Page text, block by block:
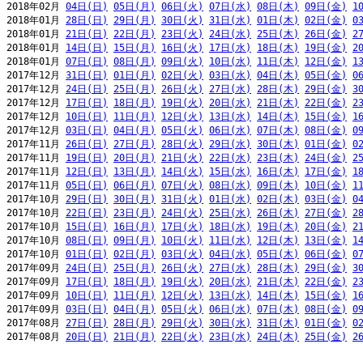
2018年02月 04日(日) 05日(月) 06日(火) 07日(水) 08日(木) 09日(金)
2018年01月 28日(日) 29日(月) 30日(火) 31日(水) 01日(木) 02日(金)
2018年01月 21日(日) 22日(月) 23日(火) 24日(水) 25日(木) 26日(金)
2018年01月 14日(日) 15日(月) 16日(火) 17日(水) 18日(木) 19日(金)
2018年01月 07日(日) 08日(月) 09日(火) 10日(水) 11日(木) 12日(金)
2017年12月 31日(日) 01日(月) 02日(火) 03日(水) 04日(木) 05日(金)
2017年12月 24日(日) 25日(月) 26日(火) 27日(水) 28日(木) 29日(金)
2017年12月 17日(日) 18日(月) 19日(火) 20日(水) 21日(木) 22日(金)
2017年12月 10日(日) 11日(月) 12日(火) 13日(水) 14日(木) 15日(金)
2017年12月 03日(日) 04日(月) 05日(火) 06日(水) 07日(木) 08日(金)
2017年11月 26日(日) 27日(月) 28日(火) 29日(水) 30日(木) 01日(金)
2017年11月 19日(日) 20日(月) 21日(火) 22日(水) 23日(木) 24日(金)
2017年11月 12日(日) 13日(月) 14日(火) 15日(水) 16日(木) 17日(金)
2017年11月 05日(日) 06日(月) 07日(火) 08日(水) 09日(木) 10日(金)
2017年10月 29日(日) 30日(月) 31日(火) 01日(水) 02日(木) 03日(金)
2017年10月 22日(日) 23日(月) 24日(火) 25日(水) 26日(木) 27日(金)
2017年10月 15日(日) 16日(月) 17日(火) 18日(水) 19日(木) 20日(金)
2017年10月 08日(日) 09日(月) 10日(火) 11日(水) 12日(木) 13日(金)
2017年10月 01日(日) 02日(月) 03日(火) 04日(水) 05日(木) 06日(金)
2017年09月 24日(日) 25日(月) 26日(火) 27日(水) 28日(木) 29日(金)
2017年09月 17日(日) 18日(月) 19日(火) 20日(水) 21日(木) 22日(金)
2017年09月 10日(日) 11日(月) 12日(火) 13日(水) 14日(木) 15日(金)
2017年09月 03日(日) 04日(月) 05日(火) 06日(水) 07日(木) 08日(金)
2017年08月 27日(日) 28日(月) 29日(火) 30日(水) 31日(木) 01日(金)
2017年08月 20日(日) 21日(月) 22日(火) 23日(水) 24日(木) 25日(金)